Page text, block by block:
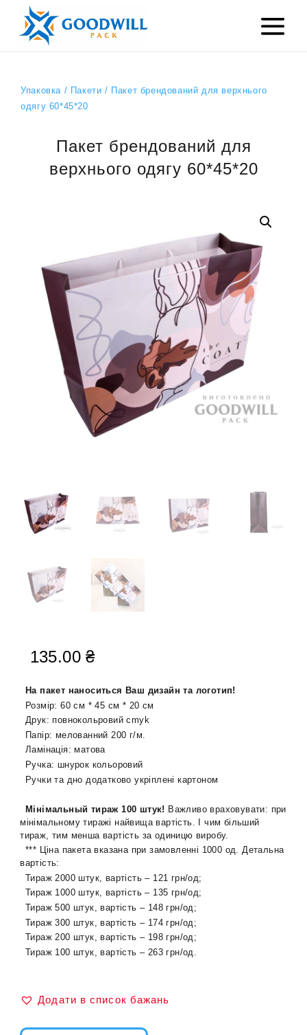
Упаковка/ Пакети / Пакет брендований для верхнього
одягу 60*45*20
Пакет брендований для
верхнього одягу 60*45*20
135.00₴
На пакет наноситься Ваш дизайн та логотип!
Розмір:60 см * 45 см * 20 см
Друк: повнокольровий cmyk
Папір: мелованний 200 г/м.
Ламінація: матова
Ручка: шнурок кольоровий
Ручки та дно додатково укріплені картоном
Мінімальный тираж 100 штук! Важливо враховувати: при
мінімальному тиражі найвища вартість. І чим більший
тираж, тим менша вартість за одиницю виробу.
*** Ціна пакета вказана при замовленні 1000 од. Детальна
вартість:
Тираж 2000 штук, вартість – 121 грн/од;
Тираж 1000 штук, вартість – 135 грн/од;
Тираж 500 штук, вартість – 148 грн/од;
Тираж 300 штук, вартість – 174 грн/од;
Тираж 200 штук, вартість – 198 грн/од;
Тираж 100 штук, вартість – 263 грн/од.
Додати в список бажань